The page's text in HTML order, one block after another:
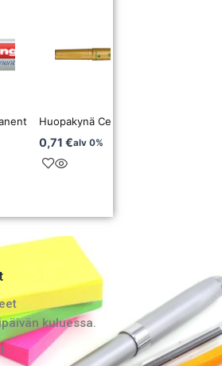
Huopakynä Centropen 2670 hopea
0,71 €alv 0%
kuluessa.